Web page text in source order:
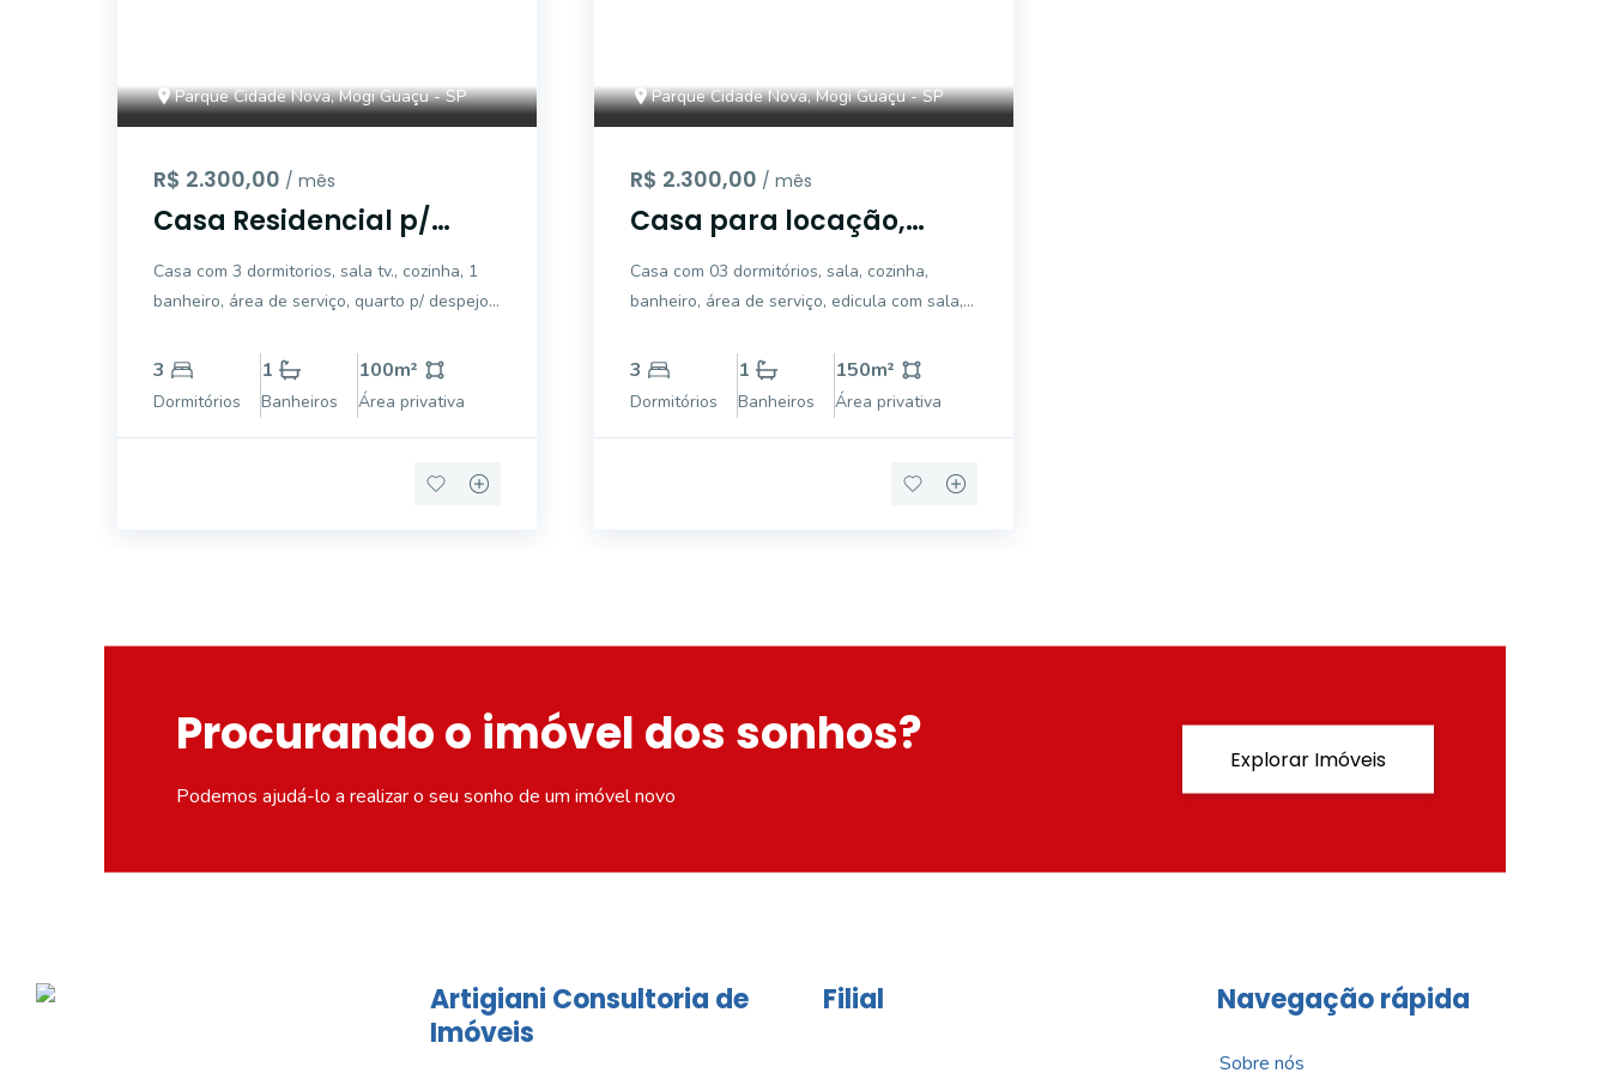
Parque Cidade Nova, Mogi Guaçu - SP
R$ 2.300,00 / mês
Casa Residencial p/
locação, Parque Cidade
Nova, Mogi Guaçu -
Casa com 3 dormitorios, sala tv., cozinha, 1
banheiro, área de serviço, quarto p/ despejos,
3
Dormitórios
1
Banheiros
100m²
Área privativa
Parque Cidade Nova, Mogi Guaçu - SP
R$ 2.300,00 / mês
Casa para locação,
Parque Cidade Nova,
Mogi Guaçu.
Casa com 03 dormitórios, sala, cozinha,
banheiro, área de serviço, edicula com sala,
cerca elétrica.
3
Dormitórios
1
Banheiros
150m²
Área privativa
Procurando o imóvel dos sonhos?
Podemos ajudá-lo a realizar o seu sonho de um imóvel novo
Explorar Imóveis
Artigiani Consultoria de
Imóveis
Filial Navegação rápida
Sobre nós